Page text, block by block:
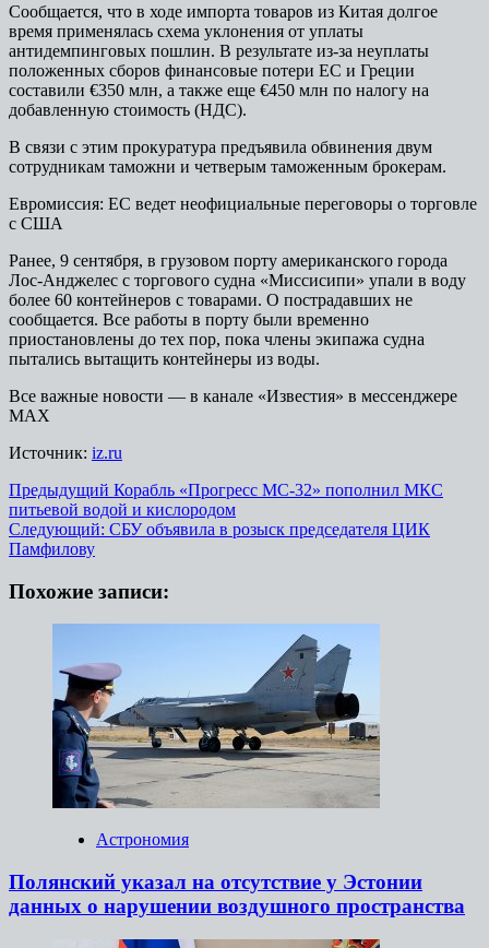
Сообщается, что в ходе импорта товаров из Китая долгое
время применялась схема уклонения от уплаты
антидемпинговых пошлин. В результате из-за неуплаты
положенных сборов финансовые потери ЕС и Греции
составили €350 млн, а также еще €450 млн по налогу на
добавленную стоимость (НДС).
В связи с этим прокуратура предъявила обвинения двум
сотрудникам таможни и четверым таможенным брокерам.
Евромиссия: ЕС ведет неофициальные переговоры о торговле
с США
Ранее, 9 сентября, в грузовом порту американского города
Лос-Анджелес с торгового судна «Миссисипи» упали в воду
более 60 контейнеров с товарами. О пострадавших не
сообщается. Все работы в порту были временно
приостановлены до тех пор, пока члены экипажа судна
пытались вытащить контейнеры из воды.
Все важные новости — в канале «Известия» в мессенджере
МАХ
Источник: iz.ru
Навигация
записи
Предыдущий Корабль «Прогресс МС-32» пополнил МКС
питьевой водой и кислородом
Следующий: СБУ объявила в розыск председателя ЦИК
Памфилову
Похожие записи:
Астрономия
Полянский указал на отсутствие у Эстонии
данных о нарушении воздушного пространства